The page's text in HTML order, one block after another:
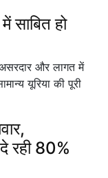
साबित हो
असरदार और लागत में
यूरिया की पूरी
रही 80%